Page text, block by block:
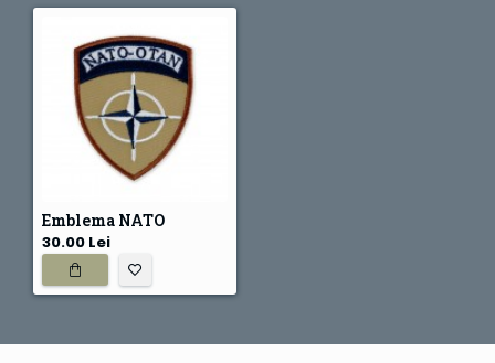
Emblema NATO
30.00 Lei